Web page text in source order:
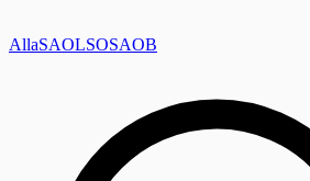
AllaSAOLSOSAOB